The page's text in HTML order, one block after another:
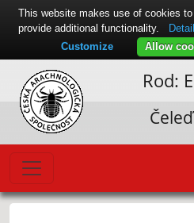
Rod:
This website makes use of cookies
provide additional functionality.
Allow
Customize